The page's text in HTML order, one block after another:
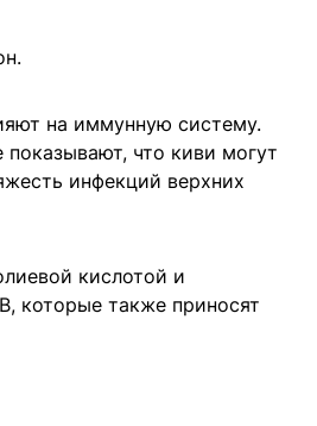
на иммунную систему.
что киви могут
инфекций верхних
кислотой и
которые также приносят